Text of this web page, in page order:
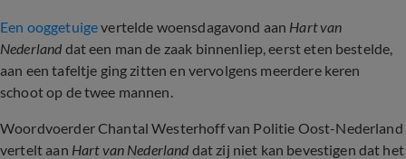
Een ooggetuigevertelde woensdagavond aan Hart van
Nederland dat een man de zaak binnenliep, eerst eten bestelde,
aan een tafeltje ging zitten en vervolgens meerdere keren
schoot op de twee mannen.
Woordvoerder Chantal Westerhoff van Politie Oost-Nederland
vertelt aan Hart van Nederland dat zij niet kan bevestigen dat het